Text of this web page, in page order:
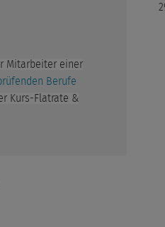
Mitarbeiter einer
Berufe
Kurs-Flatrate &